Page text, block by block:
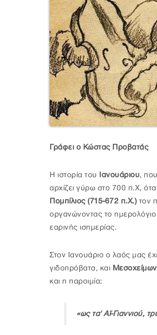
Γράφει ο Κώστας Προβατάς
Η ιστορία του Ιανουάριου,
αρχίζει γύρω στο 700 π.Χ,
Πομπίλιος (715-672 π.Χ.)τον
οργανώνοντας το
εαρινής ισημερίας.
Στον Ιανουάριο ο λαός μας
γιδοπρόβατα, και
και η παροιμία:
«ως τα' Αϊ-Γιαννιού,